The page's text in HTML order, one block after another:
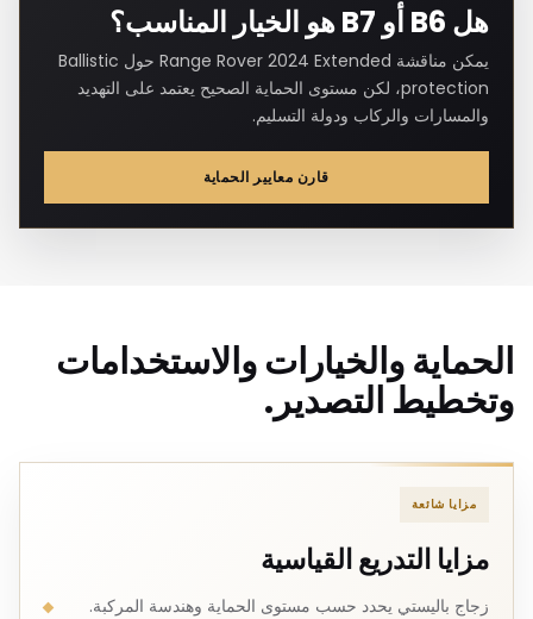
هل B6 أو B7 هو الخيار المناسب؟
يمكن مناقشة Range Rover 2024 Extended حول Ballistic
protection، لكن مستوى الحماية الصحيح يعتمد على التهديد
والمسارات والركاب ودولة التسليم.
قارن معايير الحماية
الحماية والخيارات والاستخدامات
وتخطيط التصدير.
مزايا شائعة
مزايا التدريع القياسية
زجاج باليستي يحدد حسب مستوى الحماية وهندسة المركبة.